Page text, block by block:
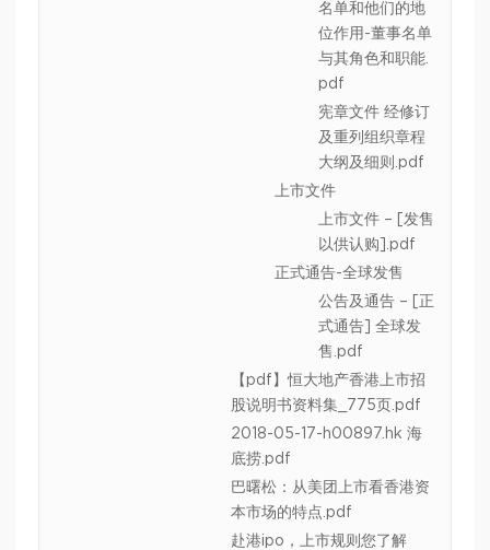
名单和他们的地
位作用-董事名单
与其角色和职能.
pdf
宪章文件 经修订
及重列组织章程
大纲及细则.pdf
上市文件
上市文件 – [发售
以供认购].pdf
正式通告-全球发售
公告及通告 – [正
式通告] 全球发
售.pdf
【pdf】恒大地产香港上市招
股说明书资料集_775页.pdf
2018-05-17-h00897.hk 海
底捞.pdf
巴曙松：从美团上市看香港资
本市场的特点.pdf
赴港ipo，上市规则您了解